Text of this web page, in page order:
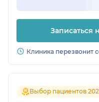
Записаться
Клиника перезвонит
Выбор пациентов